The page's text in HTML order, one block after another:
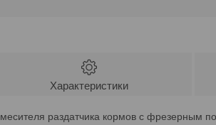
Характеристики
раздатчика кормов с фрезерным